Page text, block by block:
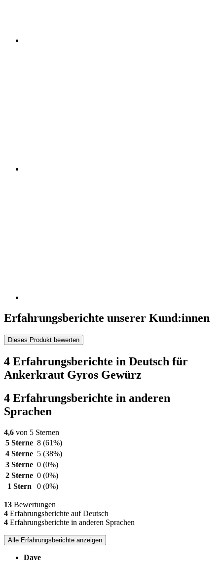
Erfahrungsberichte unserer Kund:innen
Dieses Produkt bewerten
4 Erfahrungsberichte in Deutsch für
Ankerkraut Gyros Gewürz
4 Erfahrungsberichte in anderen
Sprachen
4,6 von 5 Sternen
5 Sterne 8 (61%)
4 Sterne 5 (38%)
3 Sterne 0 (0%)
2 Sterne 0 (0%)
1 Stern
0 (0%)
13 Bewertungen
4 Erfahrungsberichte auf Deutsch
4 Erfahrungsberichte in anderen Sprachen
Alle Erfahrungsberichte anzeigen
Dave